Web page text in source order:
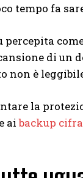
tempo fa
di un
non è
la
aibackup